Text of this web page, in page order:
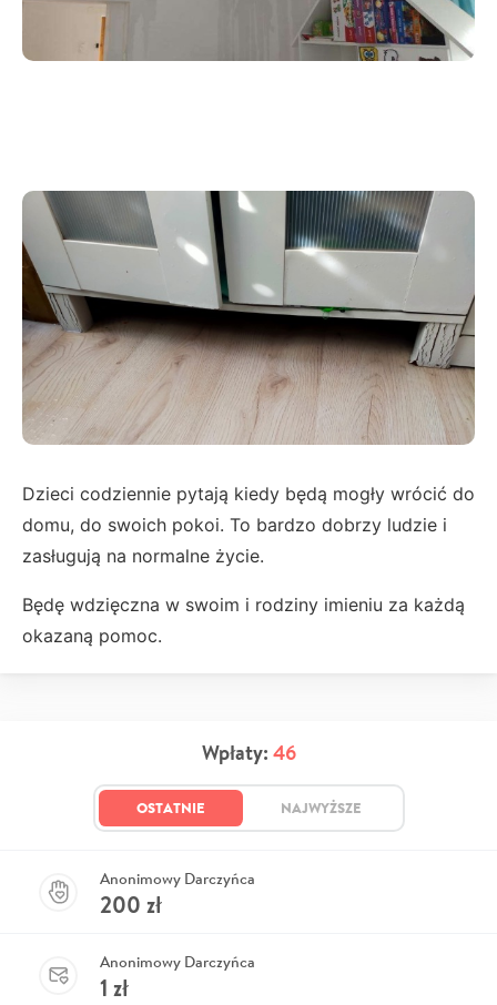
Dzieci codziennie pytają kiedy będą mogły wrócić do
domu, do swoich pokoi. To bardzo dobrzy ludzie i
zasługują na normalne życie.
Będę wdzięczna w swoim i rodziny imieniu za każdą
okazaną pomoc.
Wpłaty: 46
OSTATNIE NAJWYŻSZE
Anonimowy Darczyńca
200 zł
Anonimowy Darczyńca
1 zł